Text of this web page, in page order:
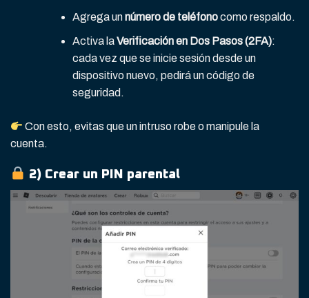
Agrega unnúmero de teléfonocomo respaldo.
Activa laVerificación en Dos Pasos (2FA):
cada vez que se inicie sesión desde un
dispositivo nuevo, pedirá un código de
seguridad.
Con esto, evitas que un intruso robe o manipule la
cuenta.
2) Crear un PIN parental